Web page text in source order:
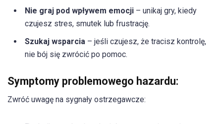
Nie graj pod wpływem emocji – unikaj gry, kiedy
czujesz stres, smutek lub frustrację.
Szukaj wsparcia – jeśli czujesz, że tracisz kontrolę,
nie bój się zwrócić po pomoc.
Symptomy problemowego hazardu:
Zwróć uwagę na sygnały ostrzegawcze: